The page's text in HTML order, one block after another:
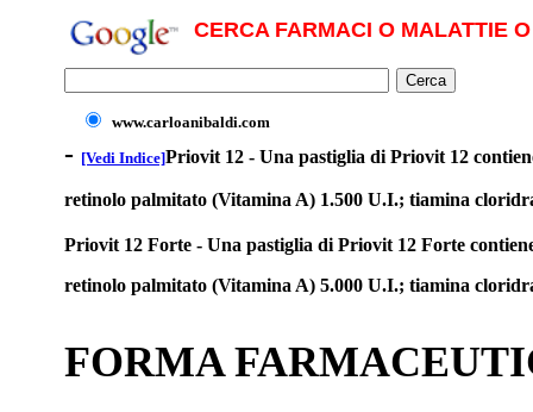
CERCA FARMACI O MALATTIE
www.carloanibaldi.com
- [Vedi Indice]Priovit 12 - Una pastiglia di Priovit 12
retinolo palmitato (Vitamina A) 1.500 U.I.; tiamina
Priovit 12 Forte - Una pastiglia di Priovit 12 Forte
retinolo palmitato (Vitamina A) 5.000 U.I.; tiamina
FORMA